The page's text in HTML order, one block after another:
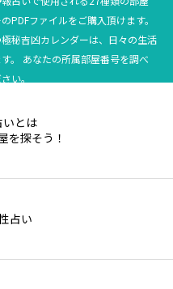
PDFファイルをご購入頂けます。
秘吉凶カレンダーは、日々の生活
。 あなたの所属部屋番号を調べ
い。
とは
を探そう！
占い